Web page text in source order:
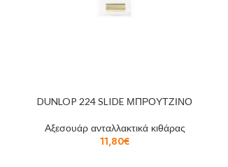
DUNLOP 224 SLIDE ΜΠΡΟΥΤΖΙΝΟ
Αξεσουάρ ανταλλακτικά κιθάρας
11,80€